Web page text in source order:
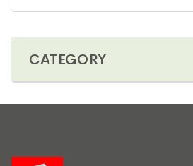
CATEGORY